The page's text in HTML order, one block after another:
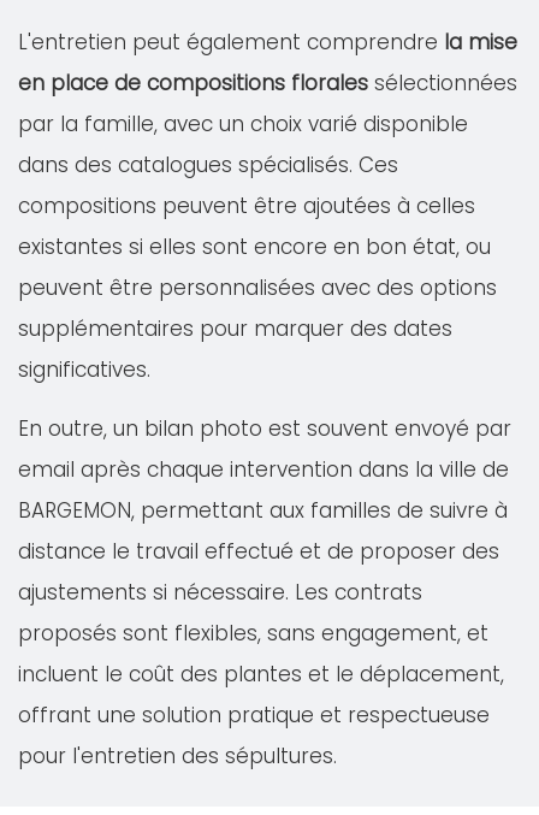
L'entretien peut également comprendre la mise
en place de compositions florales sélectionnées
par la famille, avec un choix varié disponible
dans des catalogues spécialisés. Ces
compositions peuvent être ajoutées à celles
existantes si elles sont encore en bon état, ou
peuvent être personnalisées avec des options
supplémentaires pour marquer des dates
significatives.
En outre, un bilan photo est souvent envoyé par
email après chaque intervention dans la ville de
BARGEMON, permettant aux familles de suivre à
distance le travail effectué et de proposer des
ajustements si nécessaire. Les contrats
proposés sont flexibles, sans engagement, et
incluent le coût des plantes et le déplacement,
offrant une solution pratique et respectueuse
pour l'entretien des sépultures.